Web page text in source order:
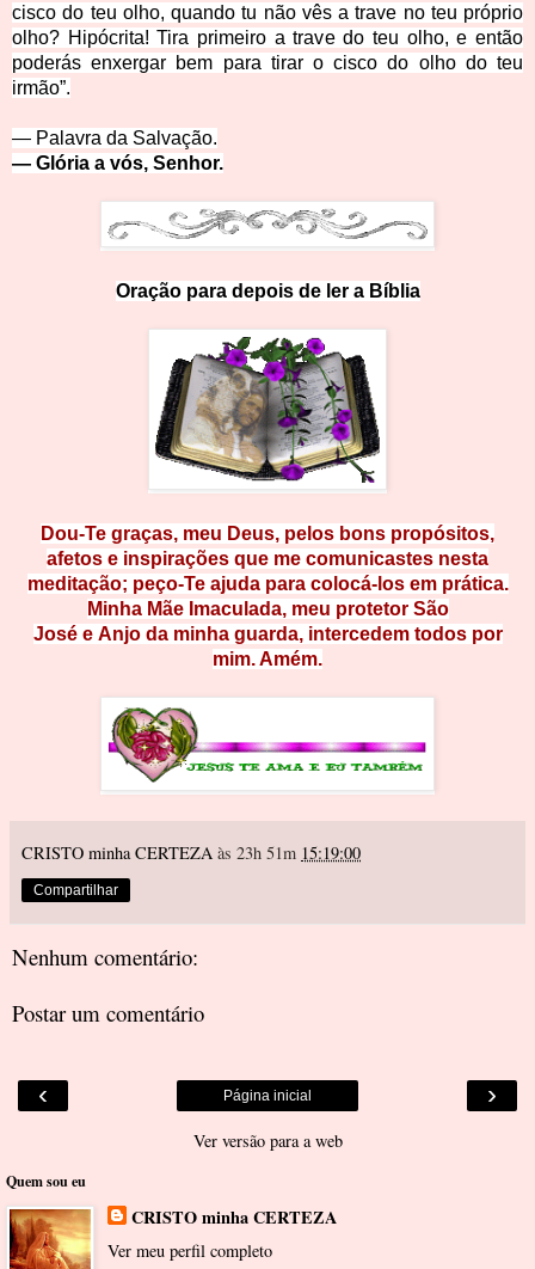
cisco do teu olho, quando tu não vês a trave no teu próprio
olho? Hipócrita! Tira primeiro a trave do teu olho, e então
poderás enxergar bem para tirar o cisco do olho do teu
irmão”.
— Palavra da Salvação.
— Glória a vós, Senhor.
Oraçãopara depois de er a Bíblia
Dou-Te graças, meu Deus, pelos bons propósitos,
afetos e inspirações que me comunicastes nesta
meditação; peço-Te ajuda para colocá-los em prática.
Minha Mãe Imacu lada, meu protetor São
José e Anjo da minha guarda, intercedem todos por
mim. Amém.
CRISTO minha CERTEZA às 23h 51m 15:19:00
Compartilhar
Nenhum comentário:
Postar um comentário
‹ ›
Página inicial
Ver versão para a web
Quem sou eu
CRISTO minha CERTEZA
Ver meu perfil completo